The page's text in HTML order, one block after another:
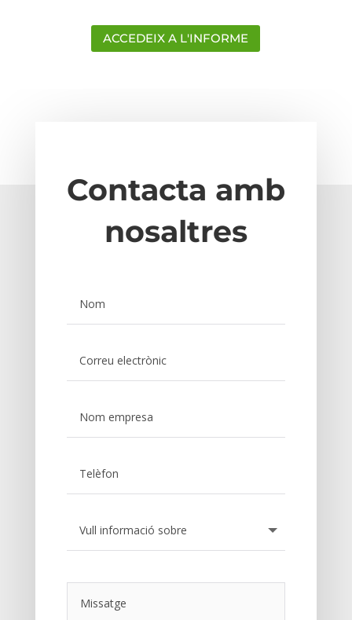
ACCEDEIX A L'INFORME
Contacta amb
nosaltres